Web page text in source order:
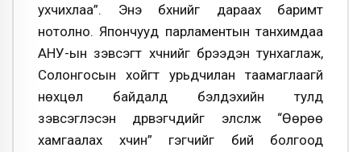
ухчихлаа”. Энэ бүхнийг дараах баримт
нотолно. Япончууд парламентын танхимдаа
АНУ-ын зэвсэгт хүчнийг бүрээдэн тунхаглаж,
Солонгосын хойгт урьдчилан таамаглаагүй
нөхцөл байдалд бэлдэхийн тулд
зэвсэглэсэн дүрвэгчдийг элсүүлж “Өөрөө
хамгаалах хүчин” гэгчийг бий болгоод